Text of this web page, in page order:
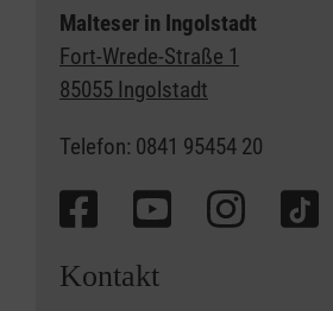
Malteser in Ingolstadt
Fort-Wrede-Straße 1
85055 Ingolstadt
Telefon: 0841 95454 20
Kontakt